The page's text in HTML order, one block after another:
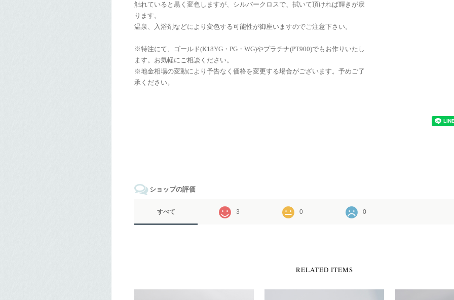
触れていると黒く変色しますが、シルバークロスで、拭いて頂ければ輝きが戻
ります。
温泉、入浴剤などにより変色する可能性が御座いますのでご注意下さい。
※特注にて、ゴールド(K18YG・PG・WG)やプラチナ(PT900)でもお作りいたし
ます。お気軽にご相談ください。
※地金相場の変動により予告なく価格を変更する場合がございます。予めご了
承ください。
ショップの評価
すべて 3 0 0
RELATED ITEMS